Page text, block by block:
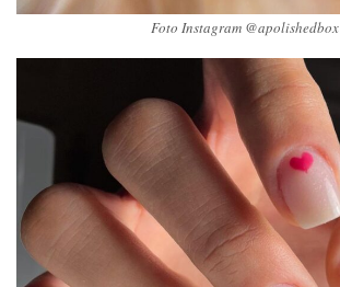
Foto Instagram @apolishedbox